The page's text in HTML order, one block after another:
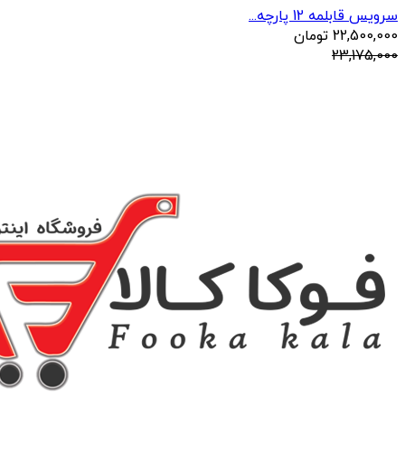
سرویس قابلمه 12 پارچه...
22,500,000 تومان
23,175,000